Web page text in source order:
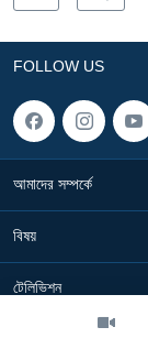
FOLLOW US
আমাদের সম্পর্কে
বিষয়
টেলিভিশন